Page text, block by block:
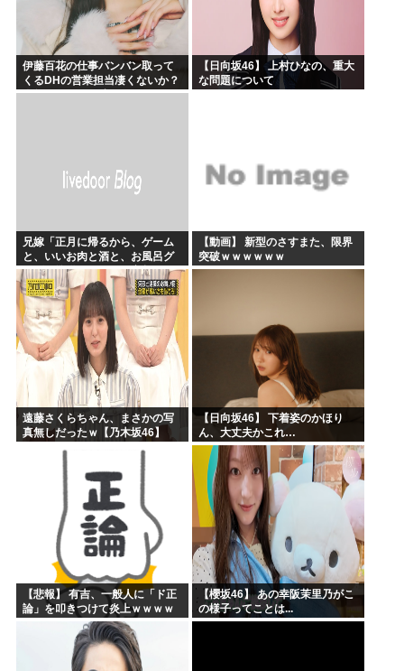
伊藤百花の仕事バンバン取って
くるDHの営業担当凄くないか？
今年のボーナス凄いことになり
【日向坂46】 上村ひなの、重大
な問題について
兄嫁「正月に帰るから、ゲーム
と、いいお肉と酒と、お風呂グ
ッズの準備しとけよ」寝起きの
私「知るかボケ」兄嫁「キィィ
ィィー！！！！」私「あ…」
【動画】 新型のさすまた、限界
突破ｗｗｗｗｗｗ
遠藤さくらちゃん、まさかの写
真無しだったｗ【乃木坂46】
【日向坂46】 下着姿のかほり
ん、大丈夫かこれ…
【悲報】 有吉、一般人に「ド正
論」を叩きつけて炎上ｗｗｗｗ
【櫻坂46】 あの幸阪茉里乃がこ
の様子ってことは...